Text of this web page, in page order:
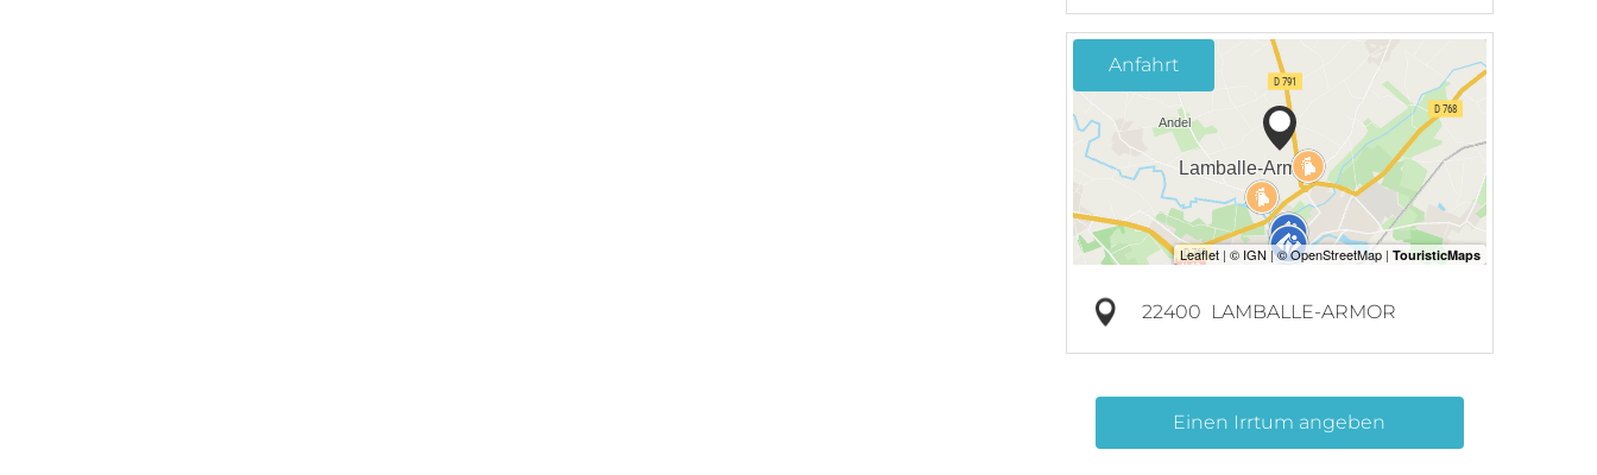
Anfahrt
22400 LAMBALLE-ARMOR
Einen Irrtum angeben